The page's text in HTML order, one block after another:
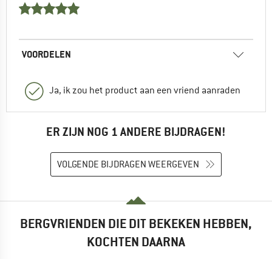
VOORDELEN
Ja, ik zou het product aan een vriend aanraden
ER ZIJN NOG 1 ANDERE BIJDRAGEN!
VOLGENDE BIJDRAGEN WEERGEVEN
BERGVRIENDEN DIE DIT BEKEKEN HEBBEN,
KOCHTEN DAARNA